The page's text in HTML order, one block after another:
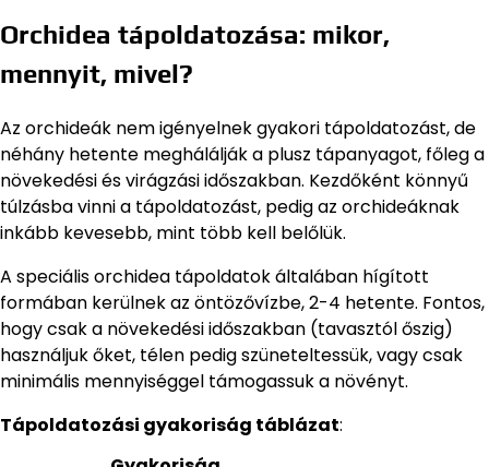
Orchidea tápoldatozása: mikor,
mennyit, mivel?
Az orchideák nem igényelnek gyakori tápoldatozást, de
néhány hetente meghálálják a plusz tápanyagot, főleg a
növekedési és virágzási időszakban. Kezdőként könnyű
túlzásba vinni a tápoldatozást, pedig az orchideáknak
inkább kevesebb, mint több kell belőlük.
A speciális orchidea tápoldatok általában hígított
formában kerülnek az öntözővízbe, 2-4 hetente. Fontos,
hogy csak a növekedési időszakban (tavasztól őszig)
használjuk őket, télen pedig szüneteltessük, vagy csak
minimális mennyiséggel támogassuk a növényt.
Tápoldatozási gyakoriság táblázat: